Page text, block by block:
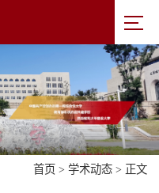
首页 > 学术动态 > 正文